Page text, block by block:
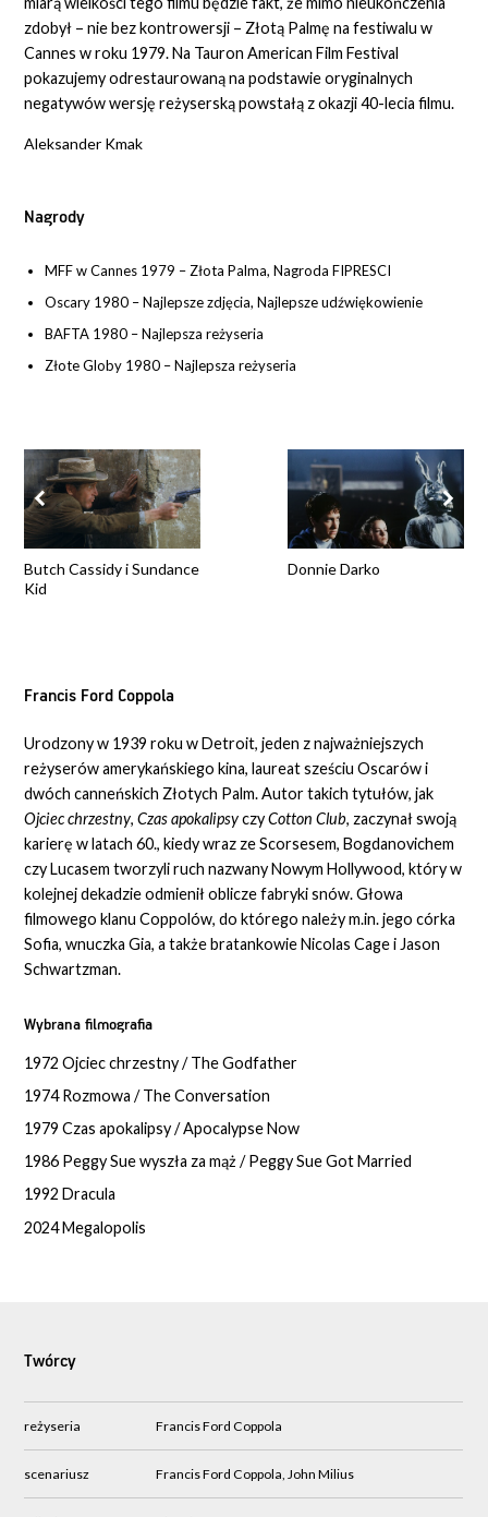
Butch Cassidy i Sundance
Kid
Donnie Darko
zdobył – nie bez kontrowersji – Złotą Palmę na festiwalu w
Cannes w roku 1979. Na Tauron American Film Festival
pokazujemy odrestaurowaną na podstawie oryginalnych
negatywów wersję reżyserską powstałą z okazji 40-lecia filmu.
Aleksander Kmak
Nagrody
MFF w Cannes 1979 – Złota Palma, Nagroda FIPRESCI
Oscary 1980 – Najlepsze zdjęcia, Najlepsze udźwiękowienie
BAFTA 1980 – Najlepsza reżyseria
Złote Globy 1980 – Najlepsza reżyseria
Francis Ford Coppola
Urodzony w 1939 roku w Detroit, jeden z najważniejszych
reżyserów amerykańskiego kina, laureat sześciu Oscarów i
dwóch canneńskich Złotych Palm. Autor takich tytułów, jak
Ojciec chrzestny,Czas apokalipsyczyCotton Club, zaczynał swoją
karierę w latach 60., kiedy wraz ze Scorsesem, Bogdanovichem
czy Lucasem tworzyli ruch nazwany Nowym Hollywood, który w
kolejnej dekadzie odmienił oblicze fabryki snów. Głowa
filmowego klanu Coppolów, do którego należy m.in. jego córka
Sofia, wnuczka Gia, a także bratankowie Nicolas Cage i Jason
Schwartzman.
Wybrana filmografia
1972 Ojciec chrzestny / The Godfather
1974 Rozmowa / The Conversation
1979 Czas apokalipsy / Apocalypse Now
1986 Peggy Sue wyszła za mąż / Peggy Sue Got Married
1992 Dracula
2024 Megalopolis
Twórcy
reżyseria Francis Ford Coppola
scenariusz Francis Ford Coppola, John Milius